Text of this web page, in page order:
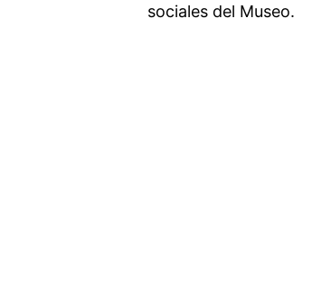
sociales del Museo.